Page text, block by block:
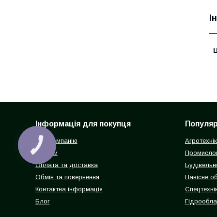
Інформація для покупця
Про компанію
Відгуки
Оплата та доставка
Обмін та повернення
Контактна інформація
Блог
Навісне
КНОПКА
ЗВ'ЯЗКУ